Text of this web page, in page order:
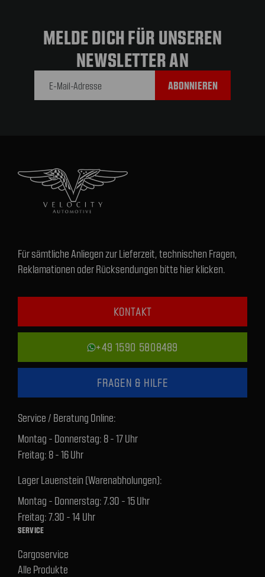
MELDE DICH FÜR UNSEREN
NEWSLETTER AN
Für sämtliche Anliegen zur Lieferzeit, technischen Fragen,
Reklamationen oder Rücksendungen bitte hier klicken.
KONTAKT
+49 1590 5808489
FRAGEN & HILFE
Service / Beratung Online:
Montag - Donnerstag: 8 - 17 Uhr
Freitag: 8 - 16 Uhr
Lager Lauenstein (Warenabholungen):
Montag - Donnerstag: 7.30 - 15 Uhr
Freitag: 7.30 - 14 Uhr
SERVICE
Cargoservice
Alle Produkte